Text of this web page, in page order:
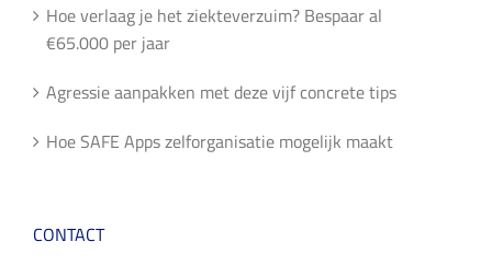
Hoe verlaag je het ziekteverzuim? Bespaar al
€65.000 per jaar
Agressie aanpakken met deze vijf concrete tips
Hoe SAFE Apps zelforganisatie mogelijk maakt
CONTACT